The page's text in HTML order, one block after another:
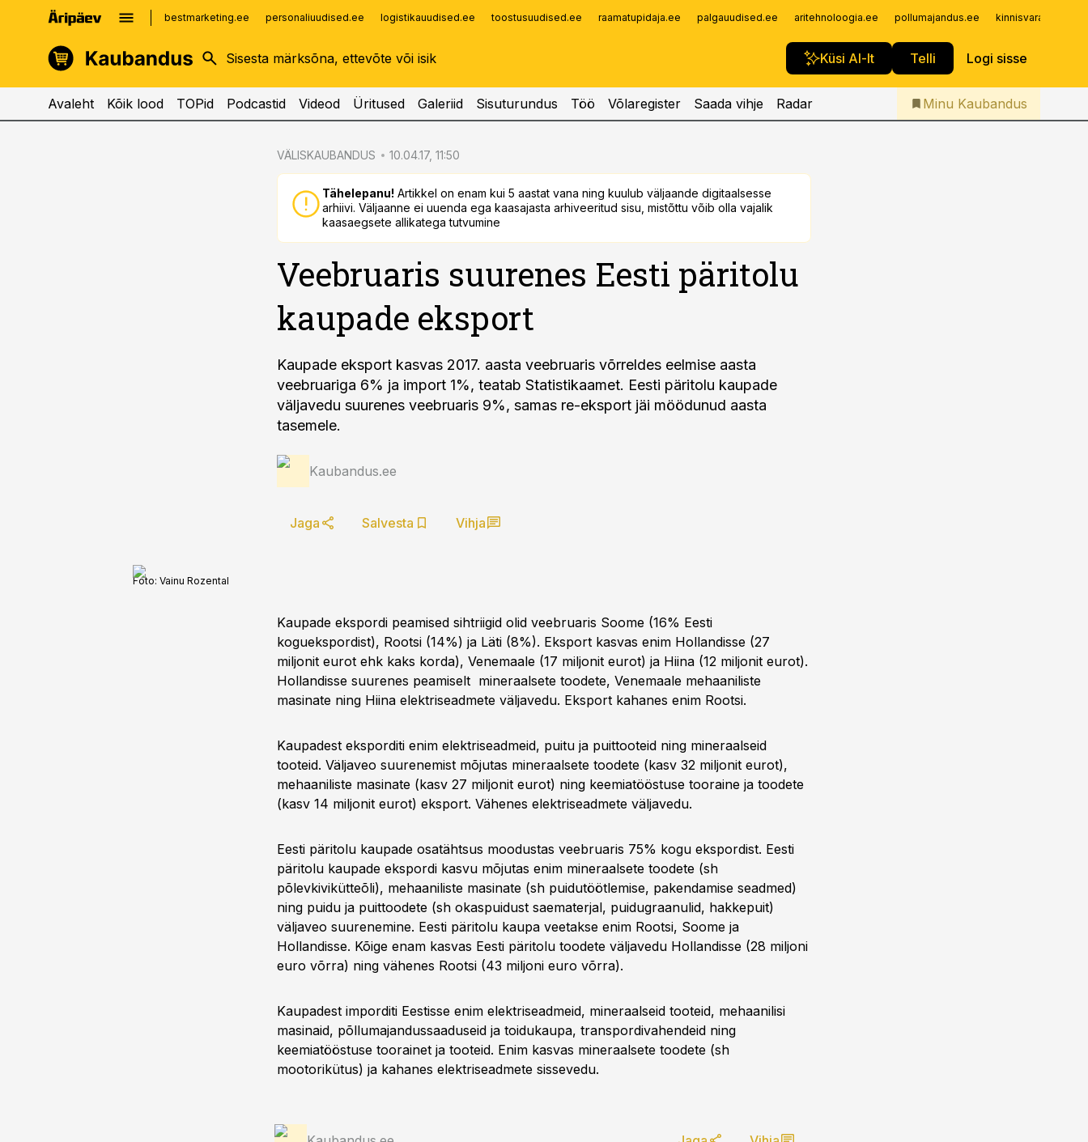
bestmarketing.ee personaliuudised.ee logistikauudised.ee toostusuudised.ee raamatupidaja.ee palgauudised.ee aritehnoloogia.ee pollumajandus.ee
Küsi AI-lt Telli Logi sisse
kinnisvarauudised.ee
logistikauudised.ee
imelineajalugu.ee
Infopank
Iseteenindus
Telli Kaubandus
Avaleht Kõik lood TOPid Podcastid Videod Üritused Galeriid Sisuturundus Töö Võlaregister Saada vihje Radar Minu Kaubandus
VÄLISKAUBANDUS 10.04.17, 11:50
Tähelepanu! Artikkel on enam kui 5 aastat vana ning kuulub väljaande digitaalsesse
arhiivi. Väljaanne ei uuenda ega kaasajasta arhiveeritud sisu, mistõttu võib olla vajalik
kaasaegsete allikatega tutvumine
Veebruaris suurenes Eesti päritolu
kaupade eksport
Kaupade eksport kasvas 2017. aasta veebruaris võrreldes eelmise aasta
veebruariga 6% ja import 1%, teatab Statistikaamet. Eesti päritolu kaupade
väljavedu suurenes veebruaris 9%, samas re-eksport jäi möödunud aasta
tasemele.
Kaubandus.ee
Jaga Salvesta Vihja
Foto: Vainu Rozental
Kaupade ekspordi peamised sihtriigid olid veebruaris Soome (16% Eesti
koguekspordist), Rootsi (14%) ja Läti (8%). Eksport kasvas enim Hollandisse (27
miljonit eurot ehk kaks korda), Venemaale (17 miljonit eurot) ja Hiina (12 miljonit eurot).
Hollandisse suurenes peamiselt mineraalsete toodete, Venemaale mehaaniliste
masinate ning Hiina elektriseadmete väljavedu. Eksport kahanes enim Rootsi.
Kaupadest eksporditi enim elektriseadmeid, puitu ja puittooteid ning mineraalseid
tooteid. Väljaveo suurenemist mõjutas mineraalsete toodete (kasv 32 miljonit eurot),
mehaaniliste masinate (kasv 27 miljonit eurot) ning keemiatööstuse tooraine ja toodete
(kasv 14 miljonit eurot) eksport. Vähenes elektriseadmete väljavedu.
Eesti päritolu kaupade osatähtsus moodustas veebruaris 75% kogu ekspordist. Eesti
päritolu kaupade ekspordi kasvu mõjutas enim mineraalsete toodete (sh
põlevkivikütteõli), mehaaniliste masinate (sh puidutöötlemise, pakendamise seadmed)
ning puidu ja puittoodete (sh okaspuidust saematerjal, puidugraanulid, hakkepuit)
väljaveo suurenemine. Eesti päritolu kaupa veetakse enim Rootsi, Soome ja
Hollandisse. Kõige enam kasvas Eesti päritolu toodete väljavedu Hollandisse (28 miljoni
euro võrra) ning vähenes Rootsi (43 miljoni euro võrra).
Kaupadest imporditi Eestisse enim elektriseadmeid, mineraalseid tooteid, mehaanilisi
masinaid, põllumajandussaaduseid ja toidukaupa, transpordivahendeid ning
keemiatööstuse toorainet ja tooteid. Enim kasvas mineraalsete toodete (sh
mootorikütus) ja kahanes elektriseadmete sissevedu.